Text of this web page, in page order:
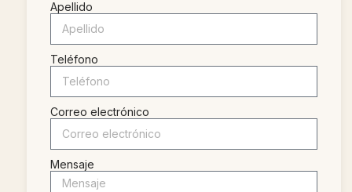
Apellido
Teléfono
Correo electrónico
Mensaje